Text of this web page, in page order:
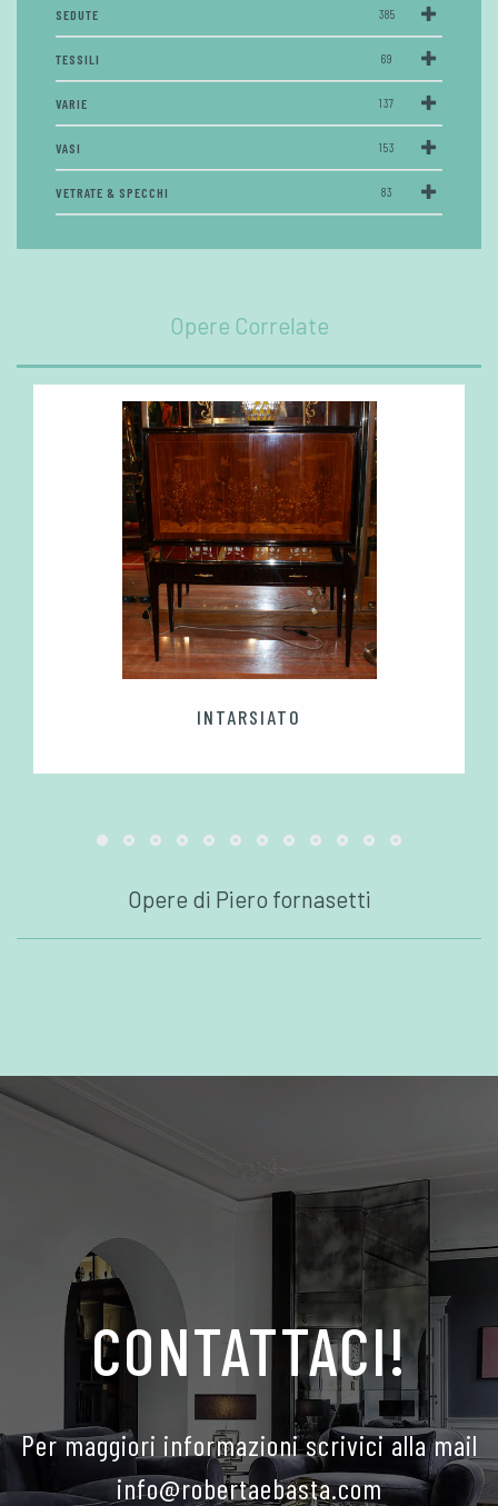
SEDUTE 385
TESSILI 69
VARIE 137
VASI 153
VETRATE & SPECCHI 83
Opere Correlate
INTARSIATO
Opere di Piero fornasetti
CONTATTACI!
Per maggiori informazioni scrivici alla mail
info@robertaebasta.com